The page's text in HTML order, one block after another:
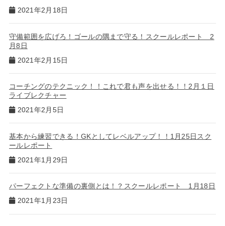
2021年2月18日
守備範囲を広げろ！ゴールの隅まで守る！スクールレポート 2
月8日
2021年2月15日
コーチングのテクニック！！これで君も声を出せる！！2月１日
ライブレクチャー
2021年2月5日
基本から練習できる！GKとしてレベルアップ！！1月25日スク
ールレポート
2021年1月29日
パーフェクトな準備の裏側とは！？スクールレポート 1月18日
2021年1月23日